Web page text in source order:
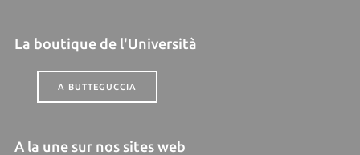
La boutique de l'Università
A BUTTEGUCCIA
A la une sur nos sites web